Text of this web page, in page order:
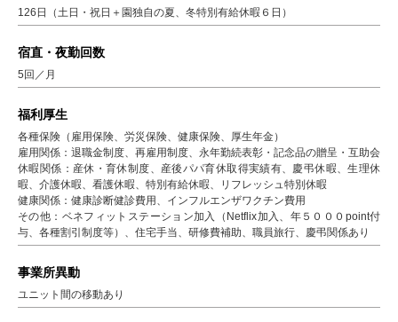
126日（土日・祝日＋園独自の夏、冬特別有給休暇６日）
宿直・夜勤回数
5回／月
福利厚生
各種保険（雇用保険、労災保険、健康保険、厚生年金）
雇用関係：退職金制度、再雇用制度、永年勤続表彰・記念品の贈呈・互助会
休暇関係：産休・育休制度、産後パパ育休取得実績有、慶弔休暇、生理休
暇、介護休暇、看護休暇、特別有給休暇、リフレッシュ特別休暇
健康関係：健康診断健診費用、インフルエンザワクチン費用
その他：ベネフィットステーション加入（Netflix加入、年５０００point付
与、各種割引制度等）、住宅手当、研修費補助、職員旅行、慶弔関係あり
事業所異動
ユニット間の移動あり